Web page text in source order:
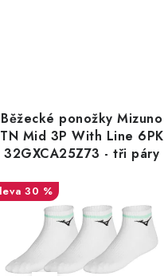
Běžecké ponožky Mizuno
TN Mid 3P With Line 6PK
32GXCA25Z73 - tři páry
30 %